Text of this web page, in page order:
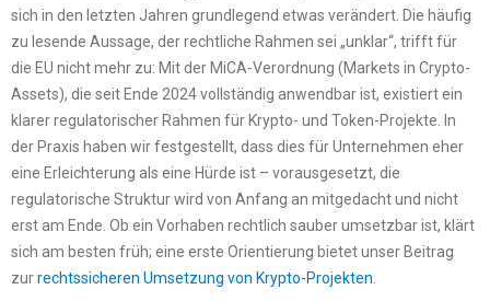
sich in den letzten Jahren grundlegend etwas verändert. Die häufig
zu lesende Aussage, der rechtliche Rahmen sei „unklar“, trifft für
die EU nicht mehr zu: Mit der MiCA-Verordnung (Markets in Crypto-
Assets), die seit Ende 2024 vollständig anwendbar ist, existiert ein
klarer regulatorischer Rahmen für Krypto- und Token-Projekte. In
der Praxis haben wir festgestellt, dass dies für Unternehmen eher
eine Erleichterung als eine Hürde ist – vorausgesetzt, die
regulatorische Struktur wird von Anfang an mitgedacht und nicht
erst am Ende. Ob ein Vorhaben rechtlich sauber umsetzbar ist, klärt
sich am besten früh; eine erste Orientierung bietet unser Beitrag
zurrechtssicheren Umsetzung von Krypto-Projekten